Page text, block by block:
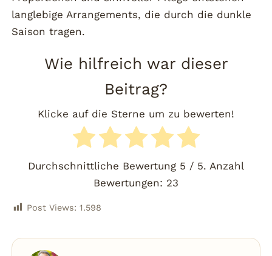
langlebige Arrangements, die durch die dunkle
Saison tragen.
Wie hilfreich war dieser
Beitrag?
Klicke auf die Sterne um zu bewerten!
Durchschnittliche Bewertung 5 / 5. Anzahl
Bewertungen: 23
Post Views: 1.598